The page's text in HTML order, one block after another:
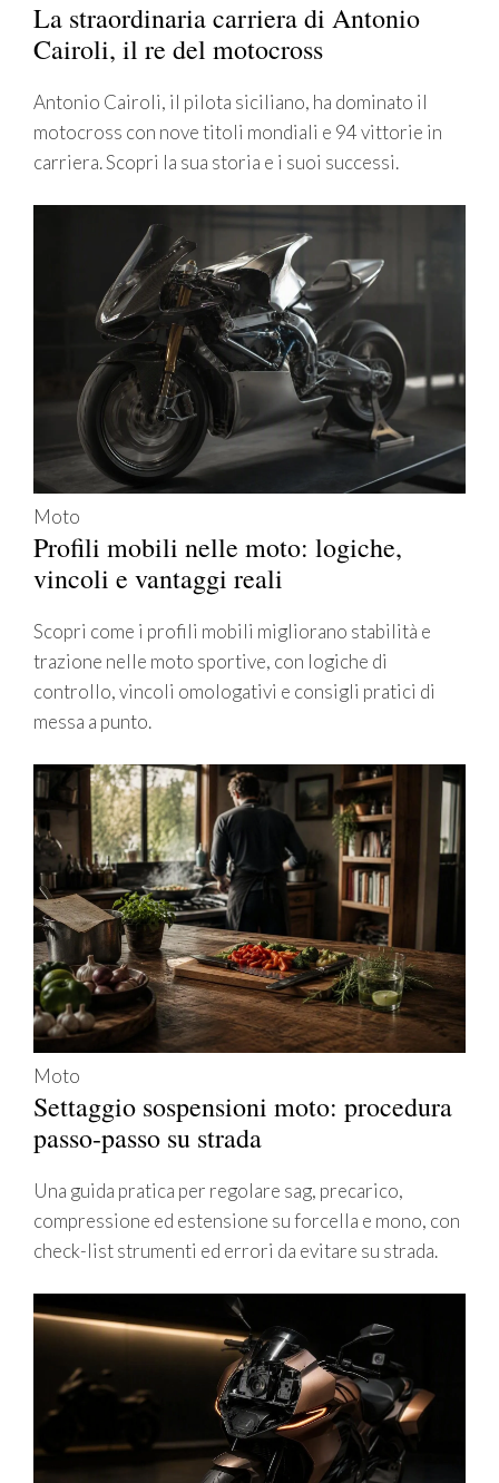
La straordinaria carriera di Antonio
Cairoli, il re del motocross
Antonio Cairoli, il pilota siciliano, ha dominato il
motocross con nove titoli mondiali e 94 vittorie in
carriera. Scopri la sua storia e i suoi successi.
Moto
Profili mobili nelle moto: logiche,
vincoli e vantaggi reali
Scopri come i profili mobili migliorano stabilità e
trazione nelle moto sportive, con logiche di
controllo, vincoli omologativi e consigli pratici di
messa a punto.
Moto
Settaggio sospensioni moto: procedura
passo-passo su strada
Una guida pratica per regolare sag, precarico,
compressione ed estensione su forcella e mono, con
check-list strumenti ed errori da evitare su strada.